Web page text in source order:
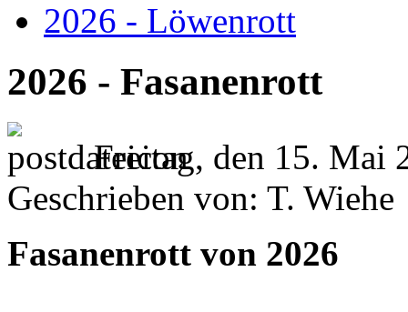
2026 - Löwenrott
2026 - Fasanenrott
Freitag, den 15. Mai
Geschrieben von: T. Wiehe
Fasanenrott von 2026